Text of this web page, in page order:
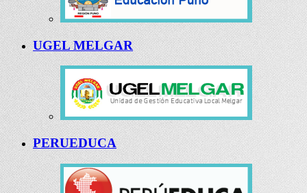
UGEL MELGAR
PERUEDUCA